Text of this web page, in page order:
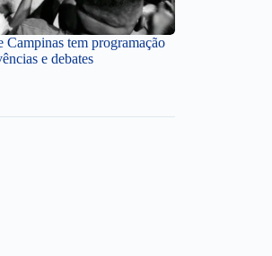
Campinas tem programação
e debates